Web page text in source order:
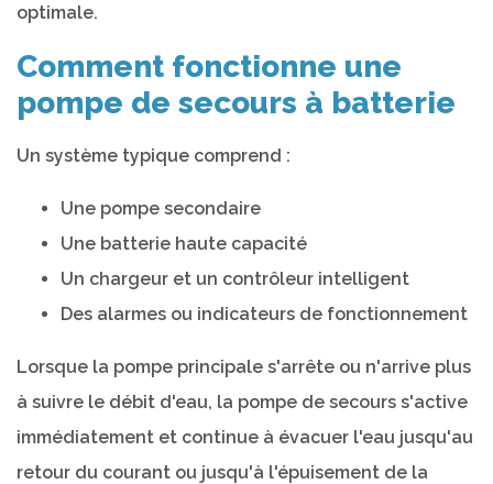
optimale.
Comment fonctionne une
pompe de secours à batterie
Un système typique comprend :
Une pompe secondaire
Une batterie haute capacité
Un chargeur et un contrôleur intelligent
Des alarmes ou indicateurs de fonctionnement
Lorsque la pompe principale s'arrête ou n'arrive plus
à suivre le débit d'eau, la pompe de secours s'active
immédiatement et continue à évacuer l'eau jusqu'au
retour du courant ou jusqu'à l'épuisement de la